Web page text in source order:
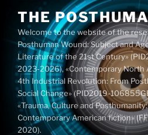
content
THE
Welcome to the website of the
Posthuman Wound: Subject and
Literature of the 21st Century»
2023-2026), «Contemporary North
4th Industrial Revolution: From
Social Change» (PID2019-
«Trauma, Culture and
Contemporary American fiction»
2020).